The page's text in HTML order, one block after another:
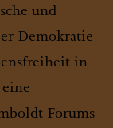
und
Demokratie
in
Forums